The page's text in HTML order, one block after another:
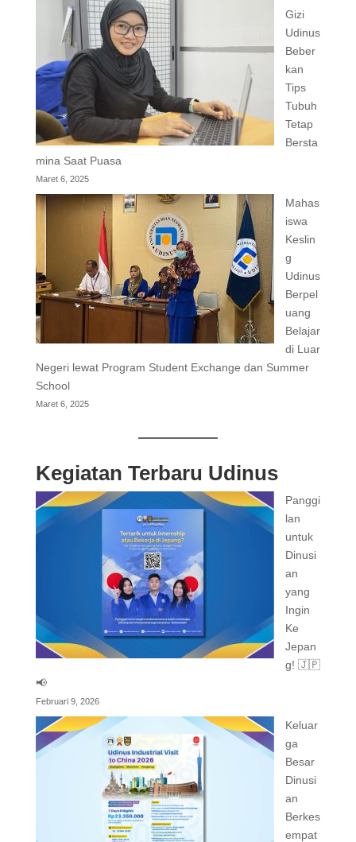
Gizi
Udinus
Beber
kan
Tips
Tubuh
Tetap
Bersta
mina Saat Puasa
Maret 6, 2025
Mahas
iswa
Keslin
g
Udinus
Berpel
uang
Belajar
di Luar
Negeri lewat Program Student Exchange dan Summer
School
Maret 6, 2025
Kegiatan Terbaru Udinus
Panggi
lan
untuk
Dinusi
an
yang
Ingin
Ke
Jepan
g! 🇯🇵
📢
Februari 9, 2026
Keluar
ga
Besar
Dinusi
an
Berkes
empat